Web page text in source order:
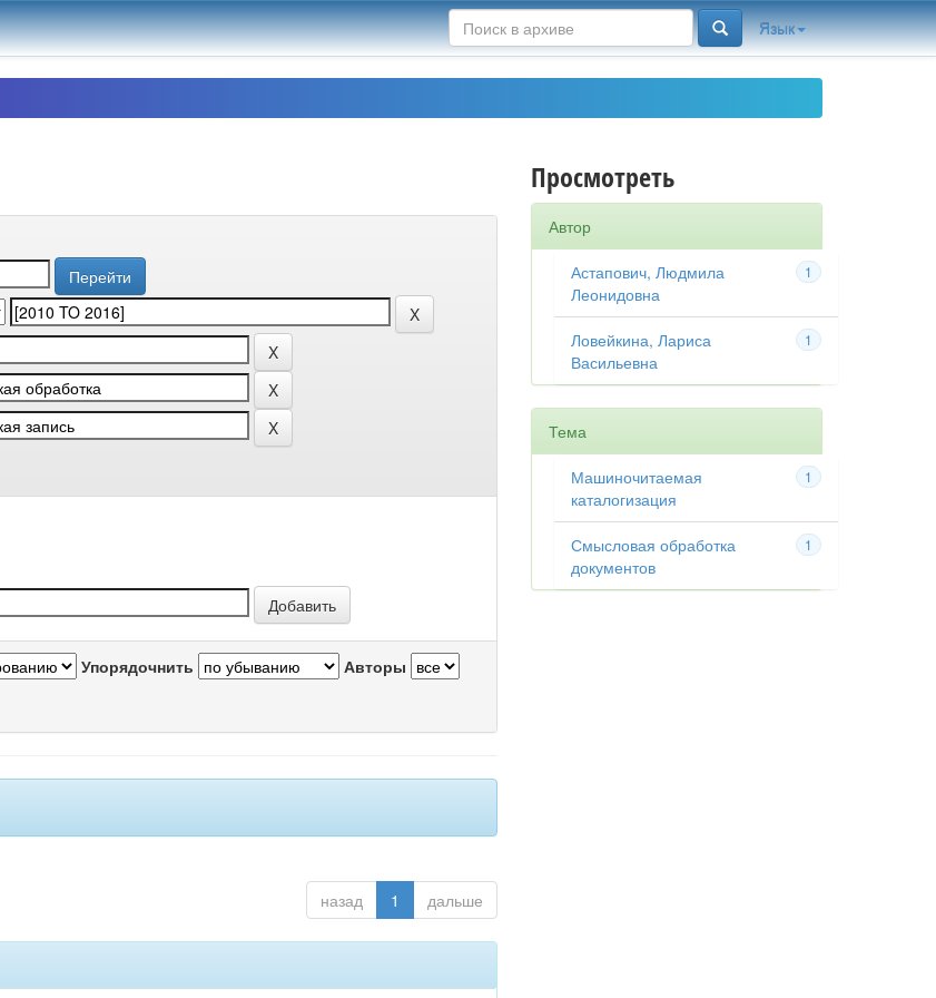
Язык
Упорядочнить Авторы
назад 1 дальше
Просмотреть
Автор
1
Астапович, Людмила
Леонидовна
1
Ловейкина, Лариса
Васильевна
Тема
1
Машиночитаемая
каталогизация
1
Смысловая обработка
документов